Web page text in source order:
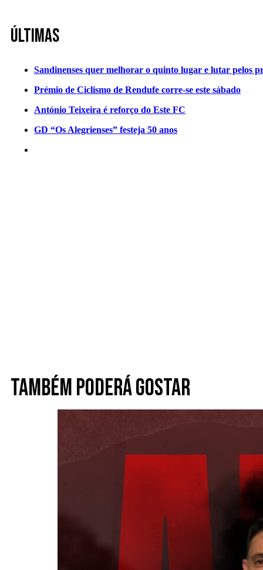
Últimas
Sandinenses quer melhorar o quinto lugar e lutar pelos
Prémio de Ciclismo de Rendufe corre-se este sábado
António Teixeira é reforço do Este FC
GD “Os Alegrienses” festeja 50 anos
Também poderá gostar